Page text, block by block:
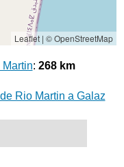
Leaflet| © OpenStreetMap
: 268 km
Rio Martin a Galaz